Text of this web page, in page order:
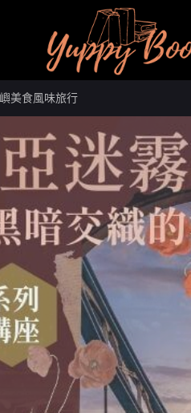
美食風味旅行